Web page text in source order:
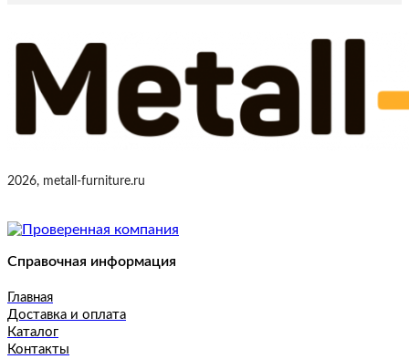
2026, metall-furniture.ru
Справочная информация
Главная
Доставка и оплата
Каталог
Контакты